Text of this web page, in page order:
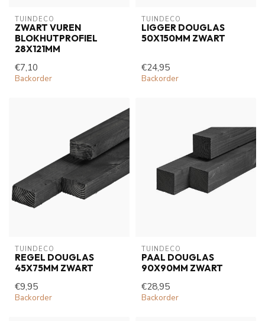
TUINDECO
ZWART VUREN
BLOKHUTPROFIEL
28X121MM
€7,10
Backorder
TUINDECO
LIGGER DOUGLAS
50X150MM ZWART
€24,95
Backorder
TUINDECO
REGEL DOUGLAS
45X75MM ZWART
€9,95
Backorder
TUINDECO
PAAL DOUGLAS
90X90MM ZWART
€28,95
Backorder